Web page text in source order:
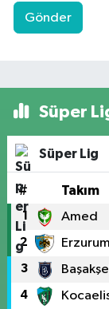
Gönder
Süper
Süper Lig
# Takım
1 Amed
2
3
4